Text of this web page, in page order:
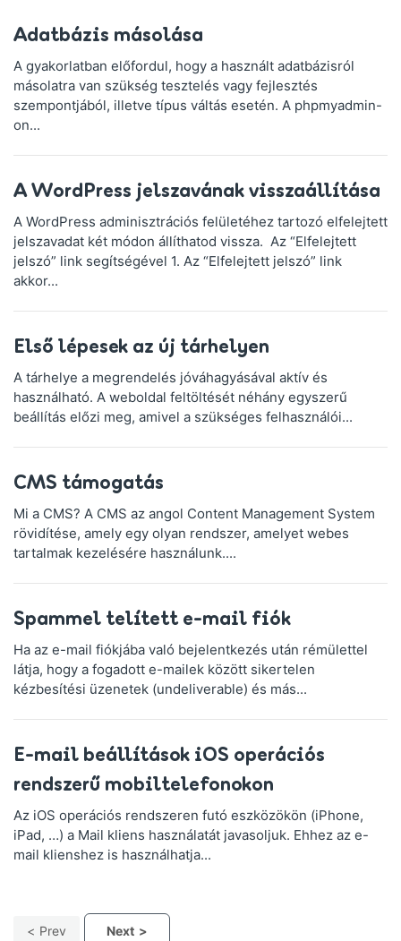
Adatbázis másolása
A gyakorlatban előfordul, hogy a használt adatbázisról
másolatra van szükség tesztelés vagy fejlesztés
szempontjából, illetve típus váltás esetén. A phpmyadmin-
on...
A WordPress jelszavának visszaállítása
A WordPress adminisztrációs felületéhez tartozó elfelejtett
jelszavadat két módon állíthatod vissza. Az “Elfelejtett
jelszó” link segítségével 1. Az “Elfelejtett jelszó” link
akkor...
Első lépesek az új tárhelyen
A tárhelye a megrendelés jóváhagyásával aktív és
használható. A weboldal feltöltését néhány egyszerű
beállítás előzi meg, amivel a szükséges felhasználói...
CMS támogatás
Mi a CMS? A CMS az angol Content Management System
rövidítése, amely egy olyan rendszer, amelyet webes
tartalmak kezelésére használunk....
Spammel telített e-mail fiók
Ha az e-mail fiókjába való bejelentkezés után rémülettel
látja, hogy a fogadott e-mailek között sikertelen
kézbesítési üzenetek (undeliverable) és más...
E-mail beállítások iOS operációs
rendszerű mobiltelefonokon
Az iOS operációs rendszeren futó eszközökön (iPhone,
iPad, …) a Mail kliens használatát javasoljuk. Ehhez az e-
mail klienshez is használhatja...
Prev Next